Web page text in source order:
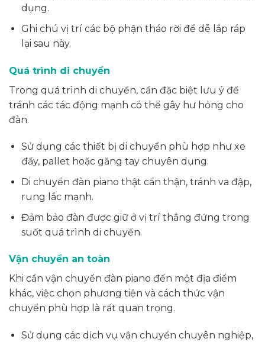
dụng.
Ghi chú vị trí các bộ phận tháo rời để dễ lắp ráp
lại sau này.
Quá trình di chuyển
Trong quá trình di chuyển, cần đặc biệt lưu ý để
tránh các tác động mạnh có thể gây hư hỏng cho
đàn.
Sử dụng các thiết bị di chuyển phù hợp như xe
đẩy, pallet hoặc găng tay chuyên dụng.
Di chuyển đàn piano thật cẩn thận, tránh va đập,
rung lắc mạnh.
Đảm bảo đàn được giữ ở vị trí thẳng đứng trong
suốt quá trình di chuyển.
Vận chuyển an toàn
Khi cần vận chuyển đàn piano đến một địa điểm
khác, việc chọn phương tiện và cách thức vận
chuyển phù hợp là rất quan trọng.
Sử dụng các dịch vụ vận chuyển chuyên nghiệp,